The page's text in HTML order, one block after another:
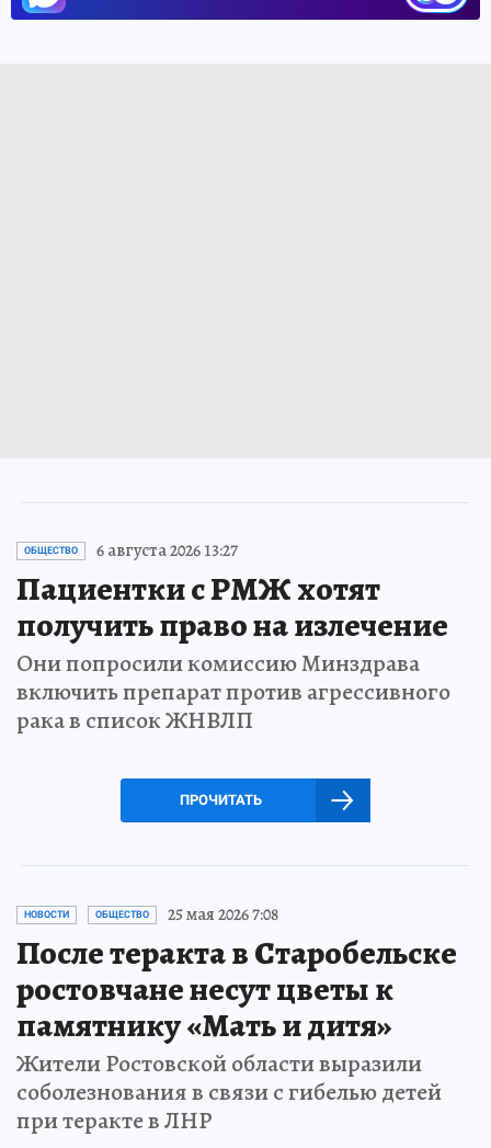
ОБЩЕСТВО 6 августа 2026 13:27
Пациентки с РМЖ хотят
получить право на излечение
Они попросили комиссию Минздрава
включить препарат против агрессивного
рака в список ЖНВЛП
ПРОЧИТАТЬ
НОВОСТИ ОБЩЕСТВО 25 мая 2026 7:08
После теракта в Старобельске
ростовчане несут цветы к
памятнику «Мать и дитя»
Жители Ростовской области выразили
соболезнования в связи с гибелью детей
при теракте в ЛНР